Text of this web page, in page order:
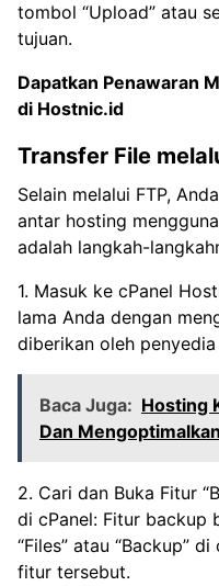
tombol “Upload” atau
tujuan.
Dapatkan Penawaran
di Hostnic.id
Transfer File
Selain melalui FTP,
antar hosting
adalah langkah-
1. Masuk ke cPanel
lama Anda dengan
diberikan oleh
Baca Juga: Hosting
Dan
2. Cari dan Buka Fitur
di cPanel: Fitur backup
“Files” atau “Backup”
fitur tersebut.